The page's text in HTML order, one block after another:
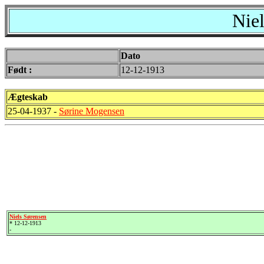
Dato
Født :
12-12-1913
Ægteskab
25-04-1937 - Sørine Mogensen
Niels Sørensen
* 12-12-1913
-